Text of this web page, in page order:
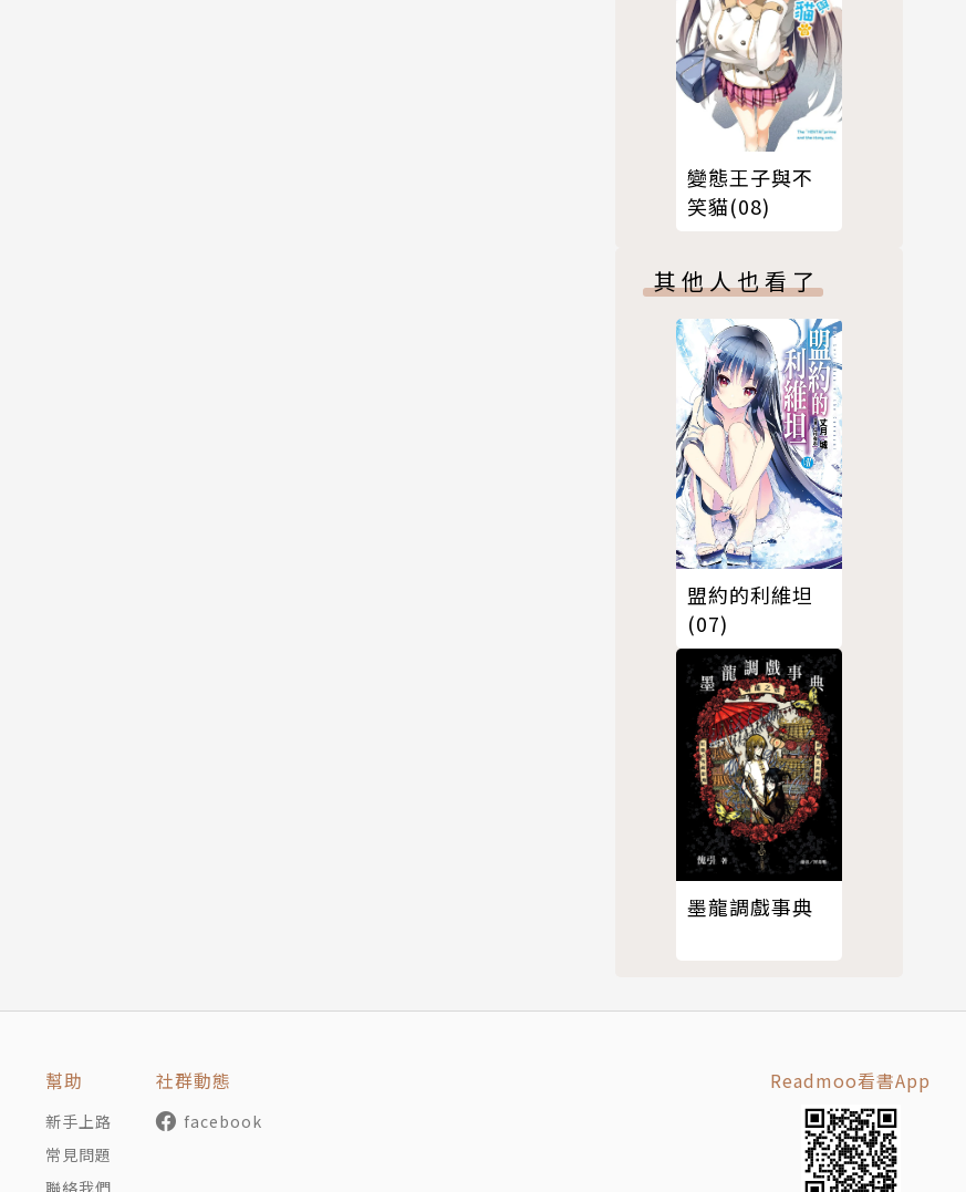
變態王子與不
笑貓(08)
其他人也看了
盟約的利維坦
(07)
墨龍調戲事典
幫助
新手上路
常見問題
社群動態
facebook
Readmoo看書App